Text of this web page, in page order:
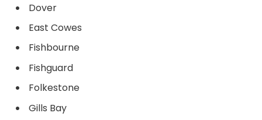
Dover
East Cowes
Fishbourne
Fishguard
Folkestone
Gills Bay